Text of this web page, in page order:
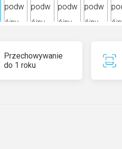
i wpływ środków
Przechowywanie
do 1 roku